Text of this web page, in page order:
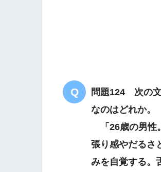
肝脾不和
問題124 次の文
なのはどれか。
「26歳の男性
張り感やだるさ
みを自覚する。